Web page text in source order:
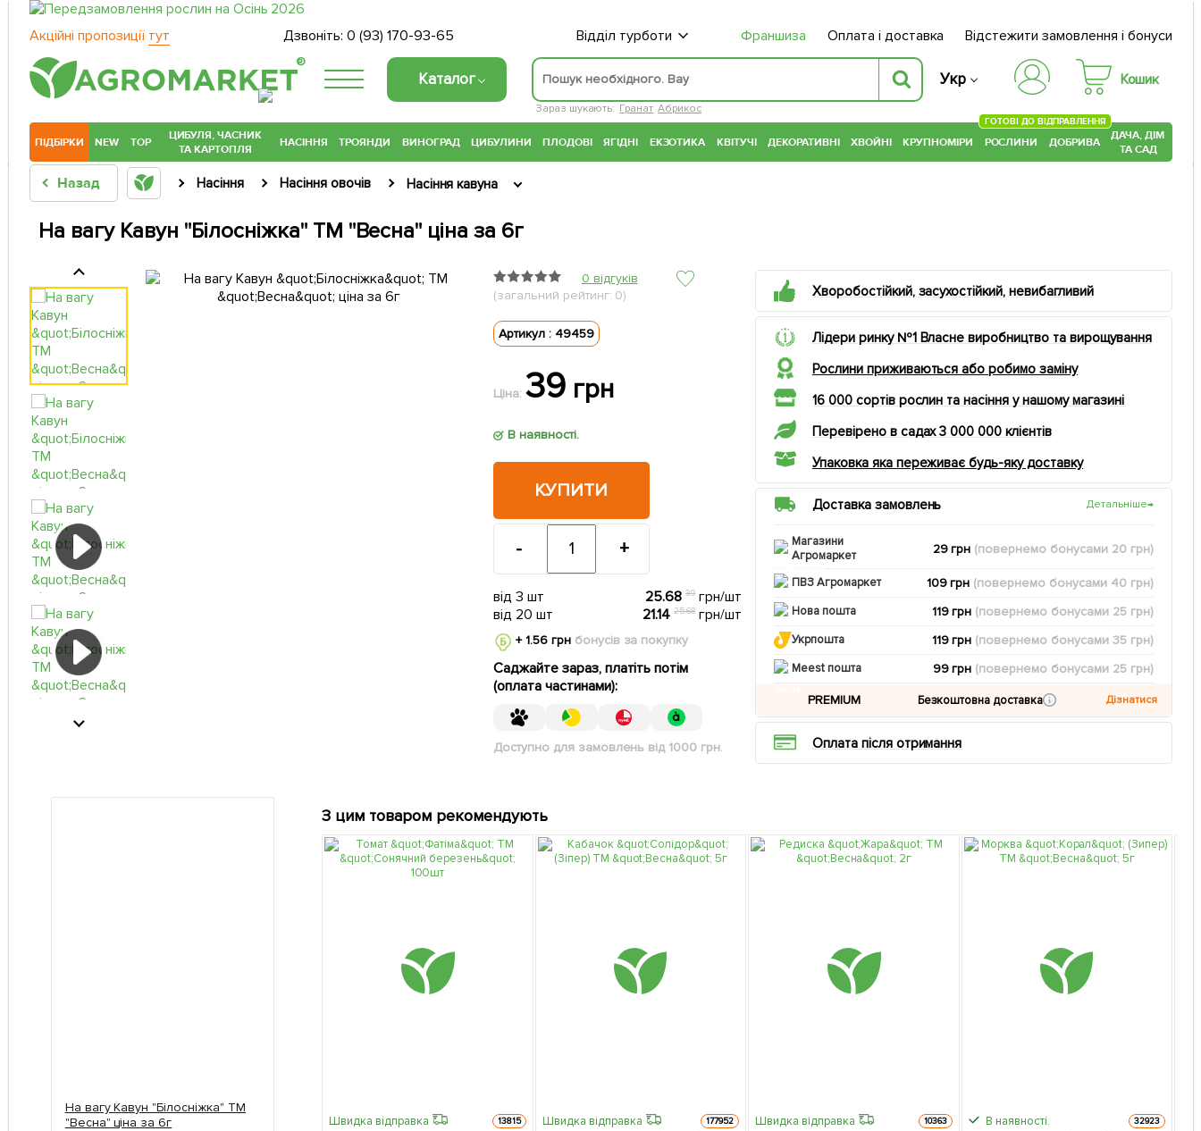
Акційні пропозиції тут Дзвоніть: 0 (93) 170-93-65 Відділ турботи Франшиза Оплата і доставка Відстежити замовлення і бонуси
®
Каталог
Зараз шукають: Гранат Абрикос
Укр Кошик
ПІДБІРКИ NEW TOP
ЦИБУЛЯ, ЧАСНИК
ТА КАРТОПЛЯ
НАСІННЯ ТРОЯНДИ ВИНОГРАД ЦИБУЛИНИ ПЛОДОВІ ЯГІДНІ ЕКЗОТИКА КВІТУЧІ ДЕКОРАТИВНІ ХВОЙНІ КРУПНОМІРИ РОСЛИНИ
ГОТОВІ ДО ВІДПРАВЛЕННЯ
ДОБРИВА
ДАЧА, ДІМ
ТА САД
Назад Насіння Насіння овочів Насіння кавуна
На вагу Кавун "Білосніжка" ТМ "Весна" ціна за 6г
0 відгуків
(загальний рейтинг: 0)
Артикул : 49459
Ціна: 39 грн
В наявності.
КУПИТИ
- +
від 3 шт 25.68 39грн/шт
від 20 шт
21.14 25.68грн/шт
+ 1.56 грнбонусів за покупку
Саджайте зараз, платіть потім
(оплата частинами):
Доступно для замовлень від 1000 грн.
Хворобостійкий, засухостійкий, невибагливий
Лідери ринку №1 Власне виробництво та вирощування
Рослини приживаються або робимо заміну
16 000 сортів рослин та насіння у нашому магазині
Перевірено в садах 3 000 000 клієнтів
Упаковка яка переживає будь-яку доставку
Доставка замовлень Детальніше→
Магазини
Агромаркет
29 грн (повернемо бонусами 20 грн)
ПВЗ Агромаркет 109 грн (повернемо бонусами 40 грн)
Нова пошта 119 грн (повернемо бонусами 25 грн)
Укрпошта 119 грн (повернемо бонусами35 грн)
Meest пошта 99 грн (повернемо бонусами 25 грн)
PREMIUM Безкоштовна доставка Дізнатися
Оплата після отримання
На вагу Кавун "Білосніжка" ТМ
"Весна" ціна за 6г
З цим товаром рекомендують
Швидка відправка 13815 Швидка відправка 177952 Швидка відправка 10363 В наявності. 32923